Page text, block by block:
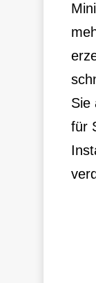
Sie
für